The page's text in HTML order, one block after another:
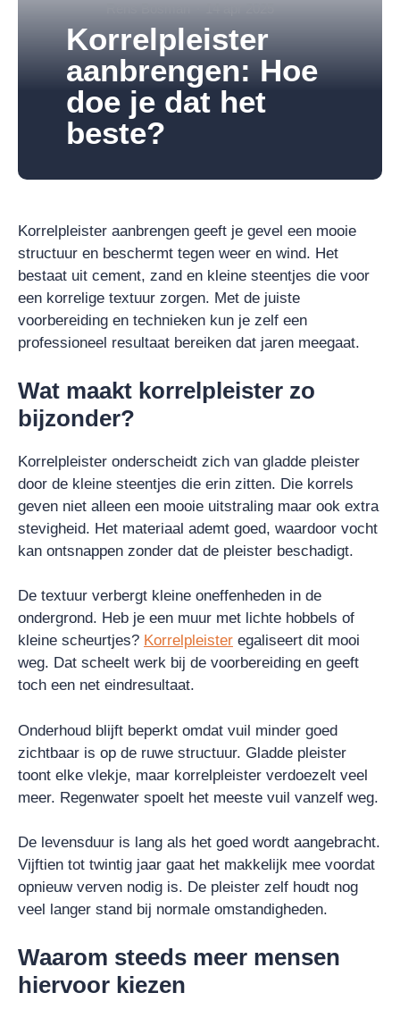
Korrelpleister
aanbrengen: Hoe
doe je dat het
beste?
Korrelpleister aanbrengen geeft je gevel een mooie
structuur en beschermt tegen weer en wind. Het
bestaat uit cement, zand en kleine steentjes die voor
een korrelige textuur zorgen. Met de juiste
voorbereiding en technieken kun je zelf een
professioneel resultaat bereiken dat jaren meegaat.
Wat maakt korrelpleister zo
bijzonder?
Korrelpleister onderscheidt zich van gladde pleister
door de kleine steentjes die erin zitten. Die korrels
geven niet alleen een mooie uitstraling maar ook extra
stevigheid. Het materiaal ademt goed, waardoor vocht
kan ontsnappen zonder dat de pleister beschadigt.
De textuur verbergt kleine oneffenheden in de
ondergrond. Heb je een muur met lichte hobbels of
kleine scheurtjes? Korrelpleister egaliseert dit mooi
weg. Dat scheelt werk bij de voorbereiding en geeft
toch een net eindresultaat.
Onderhoud blijft beperkt omdat vuil minder goed
zichtbaar is op de ruwe structuur. Gladde pleister
toont elke vlekje, maar korrelpleister verdoezelt veel
meer. Regenwater spoelt het meeste vuil vanzelf weg.
De levensduur is lang als het goed wordt aangebracht.
Vijftien tot twintig jaar gaat het makkelijk mee voordat
opnieuw verven nodig is. De pleister zelf houdt nog
veel langer stand bij normale omstandigheden.
Waarom steeds meer mensen
hiervoor kiezen